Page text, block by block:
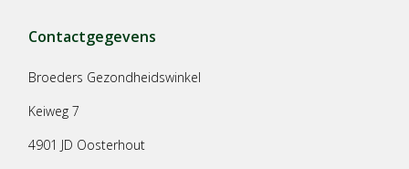
Contactgegevens
Broeders Gezondheidswinkel
Keiweg 7
4901 JD Oosterhout